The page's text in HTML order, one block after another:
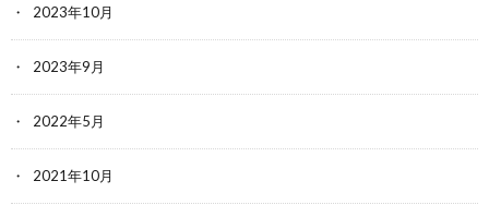
2023年10月
2023年9月
2022年5月
2021年10月